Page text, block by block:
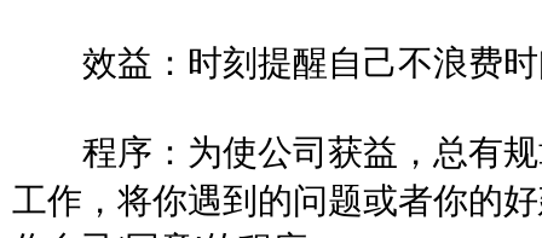
效益：时刻提醒自己不浪费
程序：为使公司获益，总有规
工作，将你遇到的问题或者你的